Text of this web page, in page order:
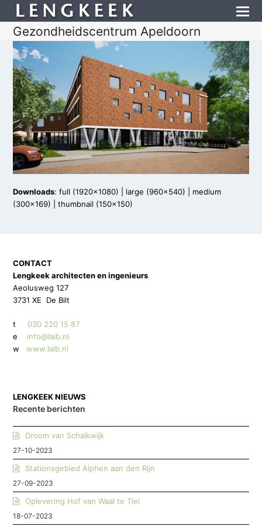
Gezondheidscentrum Apeldoorn
Downloads:full (1920x1080) large (960x540)
medium
(300x169) |thumbnail (150x150)
CONTACT
Lengkeek architecten en ingenieurs
Aeolusweg 127
3731 XE De Bilt
t030 220 15 87
e info@laib.nl
w
www.laib.nl
LENGKEEK NIEUWS
Recente berichten
Droom van Schalkwijk
27-10-2023
Stationsgebied Alphen aan den Rijn
27-09-2023
Oplevering Hof van Waal te Tiel
18-07-2023